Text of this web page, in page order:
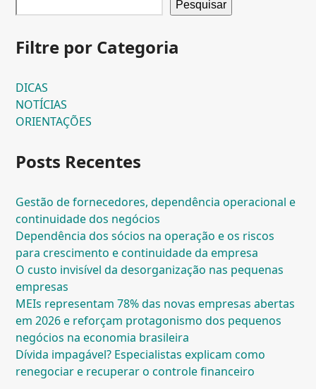
Pesquisar
Filtre por Categoria
DICAS
NOTÍCIAS
ORIENTAÇÕES
Posts Recentes
Gestão de fornecedores, dependência operacional e
continuidade dos negócios
Dependência dos sócios na operação e os riscos
para crescimento e continuidade da empresa
O custo invisível da desorganização nas pequenas
empresas
MEIs representam 78% das novas empresas abertas
em 2026 e reforçam protagonismo dos pequenos
negócios na economia brasileira
Dívida impagável? Especialistas explicam como
renegociar e recuperar o controle financeiro